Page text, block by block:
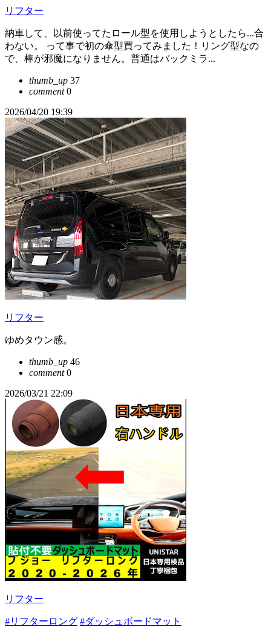
リフター
納車して、以前使ってたロール型を使用しようとしたら...合
わない。 って事で初の傘型買ってみました！リング型なの
で、棒が邪魔になりません。普通はバックミラ...
thumb_up 37
comment0
2026/04/20 19:39
リフター
ゆめタウン感。
thumb_up 46
comment0
2026/03/21 22:09
リフター
#リフターロング #ダッシュボードマット